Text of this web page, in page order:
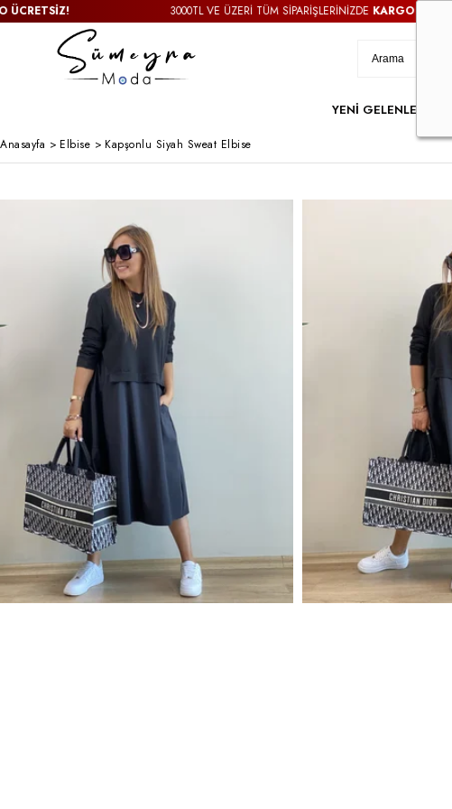
3000TL VE ÜZERİ TÜM SİPARİŞLERİNİZDEKARGO ÜCRETSİZ!
YENİ GELENLER
Anasayfa > Elbise > Kapşonlu Siyah Sweat Elbise